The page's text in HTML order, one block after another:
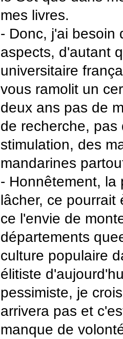
mes livres.
- Donc, j'ai besoin
aspects, d'autant
universitaire
vous ramolit un
deux ans pas de
de recherche,
stimulation, des
mandarines
- Honnêtement, la
lâcher, ce pourrait
ce l'envie de
départements
culture populaire
élitiste
pessimiste, je
arrivera pas et
manque de